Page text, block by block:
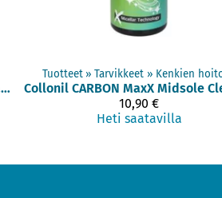
Carbon Cleaning Brush kenkäharja
Tuotteet ‪» Tarvikkeet ‪» Kenkien
Collonil
10,90 €
Heti saatavilla